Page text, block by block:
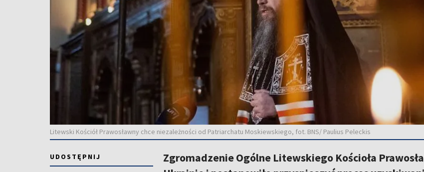
Litewski Kościół Prawosławny chce niezależności od Patriarchatu Moskiewskiego, fot. BNS/ Paulius Peleckis
UDOSTĘPNIJ
Zgromadzenie Ogólne Litewskiego Kościoła